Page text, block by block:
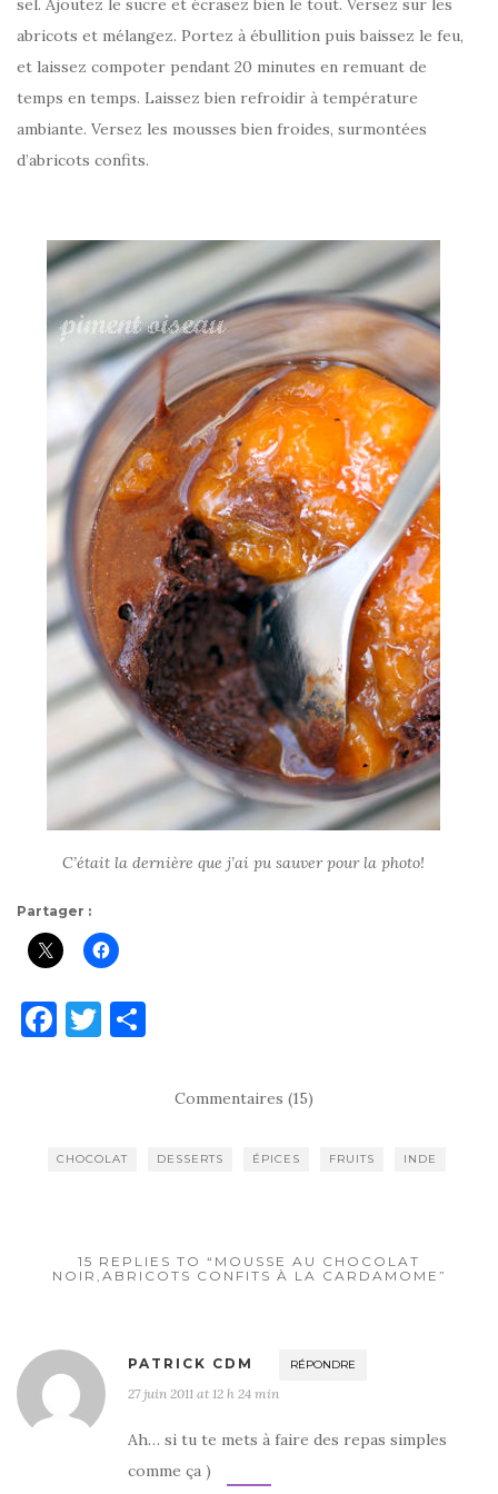
sel. Ajoutez le sucre et écrasez bien le tout. Versez sur les
abricots et mélangez. Portez à ébullition puis baissez le feu,
et laissez compoter pendant 20 minutes en remuant de
temps en temps. Laissez bien refroidir à température
ambiante. Versez les mousses bien froides, surmontées
d’abricots confits.
C’était la dernière que j’ai pu sauver pour la photo!
Partager :
F
b
k
T
r
ta
er
Commentaires (15)
CHOCOLAT DESSERTS ÉPICES FRUITS INDE
15 REPLIES TO “MOUSSE AU CHOCOLAT
NOIR,ABRICOTS CONFITS À LA CARDAMOME”
PATRICK CDM RÉPONDRE
27 juin 2011 at 12 h 24 min
Ah… si tu te mets à faire des repas simples
comme ça )